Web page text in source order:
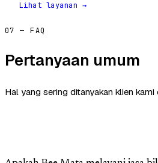
Lihat layanan →
07 — FAQ
Pertanyaan umum
Hal yang sering ditanyakan klien kami